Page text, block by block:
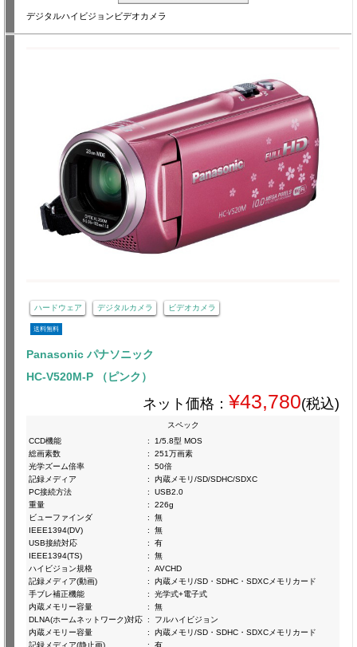
デジタルハイビジョンビデオカメラ
ハードウェア デジタルカメラ ビデオカメラ
送料無料
Panasonic パナソニック
HC-V520M-P （ピンク）
ネット価格： ¥43,780(税込)
スペック
CCD機能
:
1/5.8型 MOS
総画素数
:
251万画素
光学ズーム倍率
:
50倍
記録メディア
:
内蔵メモリ/SD/SDHC/SDXC
PC接続方法
:
USB2.0
重量
:
226g
ビューファインダ
:
無
IEEE1394(DV)
:
無
USB接続対応
:
有
IEEE1394(TS)
:
無
ハイビジョン規格
:
AVCHD
記録メディア(動画)
:
内蔵メモリ/SD・SDHC・SDXCメモリカード
手ブレ補正機能
:
光学式+電子式
内蔵メモリー容量
:
無
DLNA(ホームネットワーク)対応 :
フルハイビジョン
内蔵メモリー容量
:
内蔵メモリ/SD・SDHC・SDXCメモリカード
記録メディア(静止画)
: 有